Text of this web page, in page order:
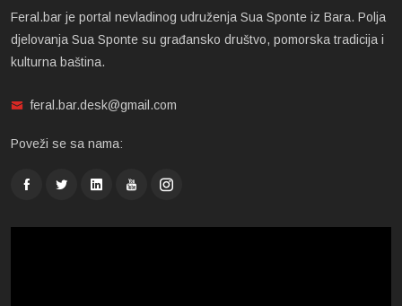
Feral.bar je portal nevladinog udruženja Sua Sponte iz Bara. Polja
djelovanja Sua Sponte su građansko društvo, pomorska tradicija i
kulturna baština.
feral.bar.desk@gmail.com
Poveži se sa nama: